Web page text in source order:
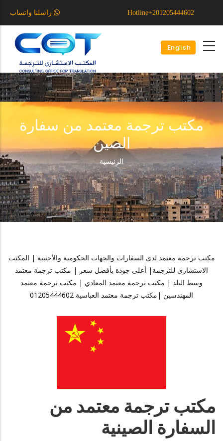
الرئيسي
راسلنا واتساب Hotline+201205444602⁩
English.
مكتب ترجمة معتمد من سفارة
الصين
مسار
التنقل
الرئيسية
مكتب ترجمة معتمد لدى السفارات والجهات الحكومية والأجنبية | المكتب
الاستشاري للترجمة| أعلى جودة بأفضل سعر | مكتب ترجمة معتمد
وسط البلد | مكتب ترجمة معتمد المعادي | مكتب ترجمة معتمد
المهندسين |مكتب ترجمة معتمد العباسية 01205444602⁩
مكتب ترجمة معتمد من
السفارة الصينية